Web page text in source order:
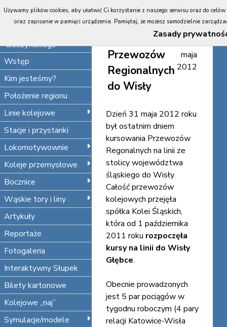
Portal
Koleje
Cieszyńskiego
Wstęp
Kim jesteśmy?
Położenie regionu
Linie kolejowe
Stacje i przystanki
Lokomotywownie
Koleje przemysłowe
Bocznice
Wąskie tory i liny
Artykuły
Reportaże
Fotogaleria
Interaktywny Słupek
Bilety kartonowe
Kolejowe „naj”
Symulacje/modele
Ostatnie
Przewozów
Regionalnych
do Wisły
maja
2012
Dzień 31 maja 2012 roku
był ostatnim dniem
kursowania Przewozów
Regonalnych na linii ze
stolicy województwa
śląskiego do Wisły.
Całość przewozów
kolejowych przejęła
spółka Kolei Śląskich,
która od 1 października
2011 roku rozpoczęła
kursy na linii do Wisły
Głębce.
Obecnie prowadzonych
jest 5 par pociągów w
tygodnu roboczym (4 pary
relacji Katowice-Wisła
Używamy plików cookies, aby ułatwić Ci korzystanie z naszego serwisu oraz do
oraz zapisanie w pamięci urządzenia. Pamiętaj, że możesz samodzielnie
Zasady